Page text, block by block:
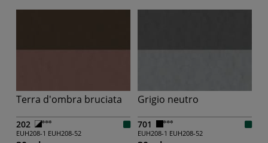
Terra d'ombra bruciata
202
EUH208-1 EUH208-52
Grigio neutro
701
EUH208-1 EUH208-52